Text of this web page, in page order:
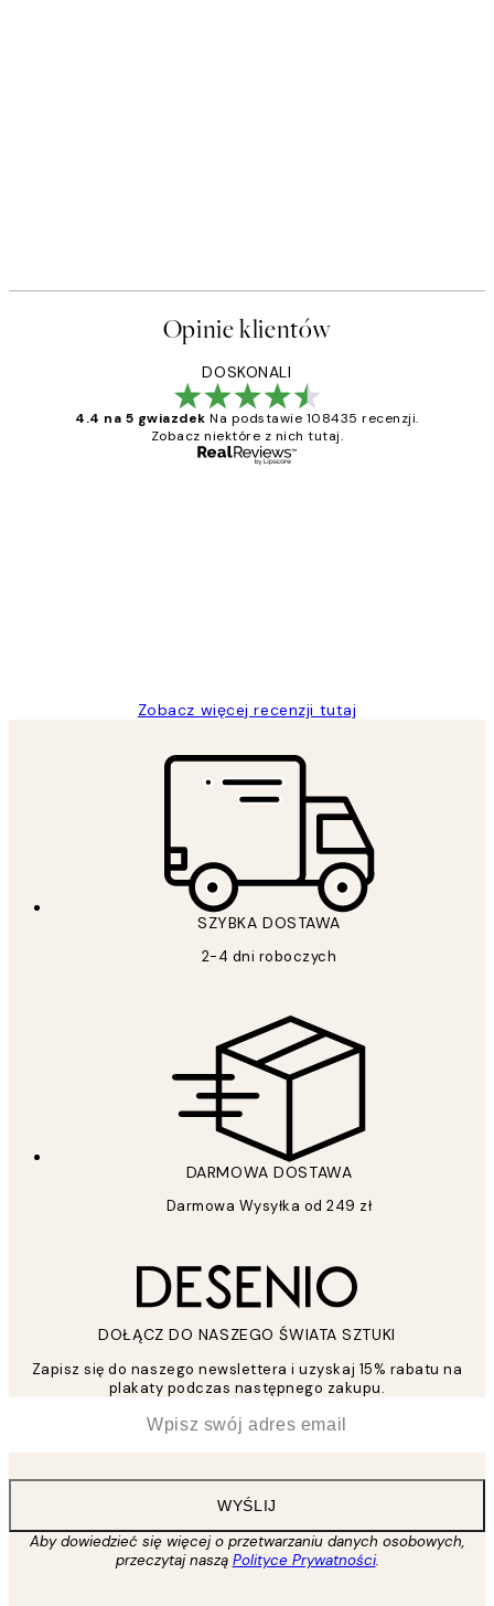
Opinie klientów
DOSKONALI
4.4 na 5 gwiazdek Na podstawie 108435 recenzji.
Zobacz niektóre z nich tutaj.
Zobacz więcej recenzji tutaj
SZYBKA DOSTAWA
2-4 dni roboczych
DARMOWA DOSTAWA
Darmowa Wysyłka od 249 zł
DOŁĄCZ DO NASZEGO ŚWIATA SZTUKI
Zapisz się do naszego newslettera i uzyskaj 15% rabatu na
plakaty podczas następnego zakupu.
WYŚLIJ
Aby dowiedzieć się więcej o przetwarzaniu danych osobowych,
przeczytaj naszą Polityce Prywatności.